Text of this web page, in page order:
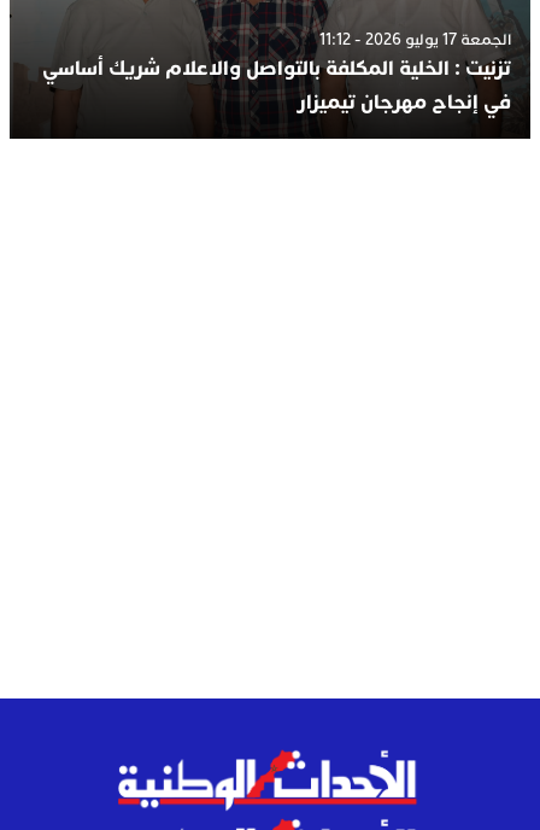
الجمعة 17 يوليو 2026 - 11:12
تزنيت : الخلية المكلفة بالتواصل والاعلام شريك أساسي
في إنجاح مهرجان تيميزار